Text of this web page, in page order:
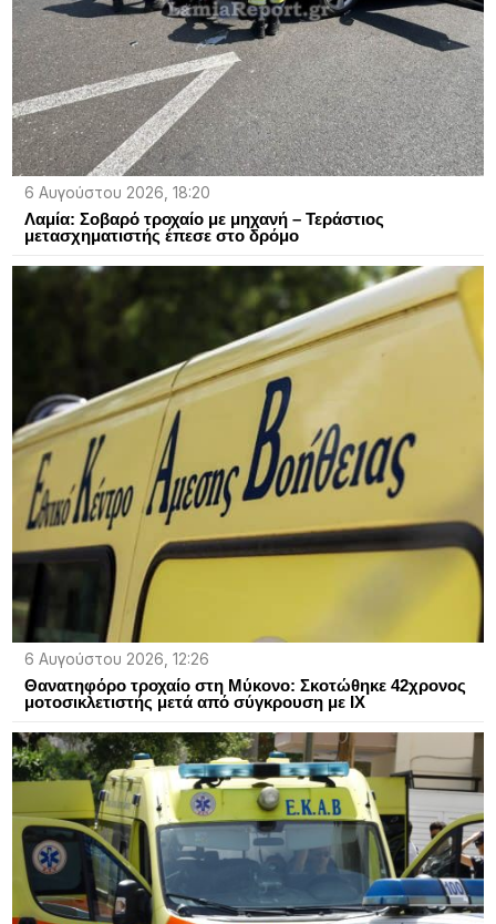
6 Αυγούστου 2026, 18:20
Λαμία: Σοβαρό τροχαίο με μηχανή – Τεράστιoς
μετασχηματιστής έπεσε στο δρόμο
6 Αυγούστου 2026, 12:26
Θανατηφόρο τροχαίο στη Μύκονο: Σκοτώθηκε 42χρονος
μοτοσικλετιστής μετά από σύγκρουση με ΙΧ